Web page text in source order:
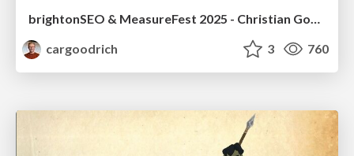
brightonSEO & MeasureFest 2025 - Christian Goodrich - Winning strategies for Black Friday CRO & PPC
cargoodrich
3 760